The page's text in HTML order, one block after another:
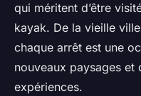
qui méritent d’être
kayak. De la vieille
chaque arrêt est une
nouveaux paysages et
expériences.